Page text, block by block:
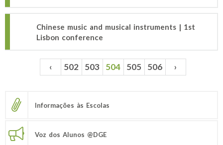
Chinese music and musical instruments | 1st
Lisbon conference
Páginas ‹ 502 503 504 505 506 ›
Informações às Escolas
Voz dos Alunos @DGE